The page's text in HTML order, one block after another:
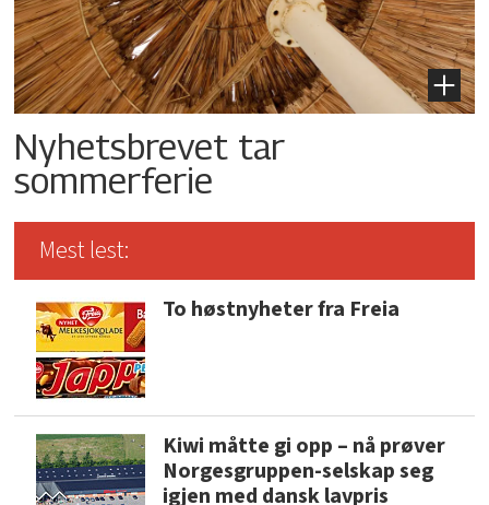
Nyhetsbrevet tar
sommerferie
Mest lest:
To høstnyheter fra Freia
Kiwi måtte gi opp – nå prøver
Norgesgruppen-selskap seg
igjen med dansk lavpris